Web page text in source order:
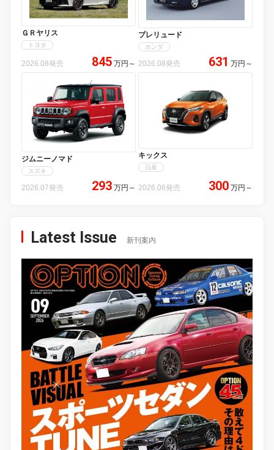
ＧＲヤリス
トヨタ
2026.08発売 845 万円 ～
プレリュード
ホンダ
2026.08発売 631 万円 ～
ジムニーノマド
スズキ
2026.07発売 293 万円 ～
キックス
日産
2026.06発売 300 万円 ～
Latest Issue 新刊案内